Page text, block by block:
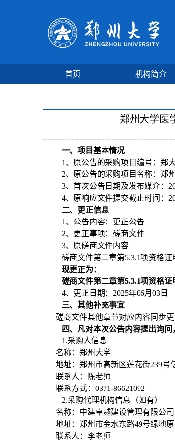
首页 机构简介
郑州大学医
一、项目基本情况
1、原公告的采购项目编号：郑
2、原公告的采购项目名称：郑
3、首次公告日期及发布媒介：
4、原响应文件提交截止时间：
二、更正信息
1、公告内容：更正公告
2、更正事项：磋商文件
3、原磋商文件内容
磋商文件第二章第5.3.1项资格证
现更正为：
磋商文件第二章第5.3.1项资格证
4、更正日期：2025年06月03日
三、其他补充事宜
磋商文件其他章节对应内容同步
四、凡对本次公告内容提出询
1.采购人信息
名称：郑州大学
地址：郑州市高新区莲花街239号
联系人：陈老师
联系方式： 0371-86621092
2.采购代理机构信息（如有）
名称：中建卓越建设管理有限公司
地址：郑州市金水东路49号绿地
联系人：李老师